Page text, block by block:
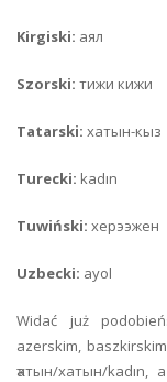
Kirgiski: аял
Szorski: тижи кижи
Tatarski: хатын-кыз
Turecki: kadın
Tuwiński: херээжен
Uzbecki: ayol
Widać już
azerskim,
ҡатын/хатын/